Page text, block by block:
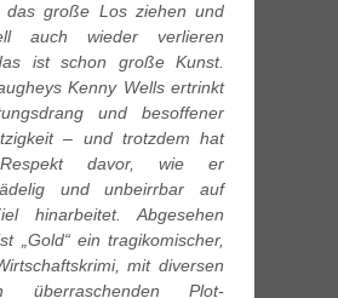
das große Los ziehen und
auch wieder verlieren
ist schon große Kunst.
Kenny Wells ertrinkt
und besoffener
– und trotzdem hat
davor, wie er
und unbeirrbar auf
hinarbeitet. Abgesehen
„Gold“ ein tragikomischer,
mit diversen
überraschenden Plot-